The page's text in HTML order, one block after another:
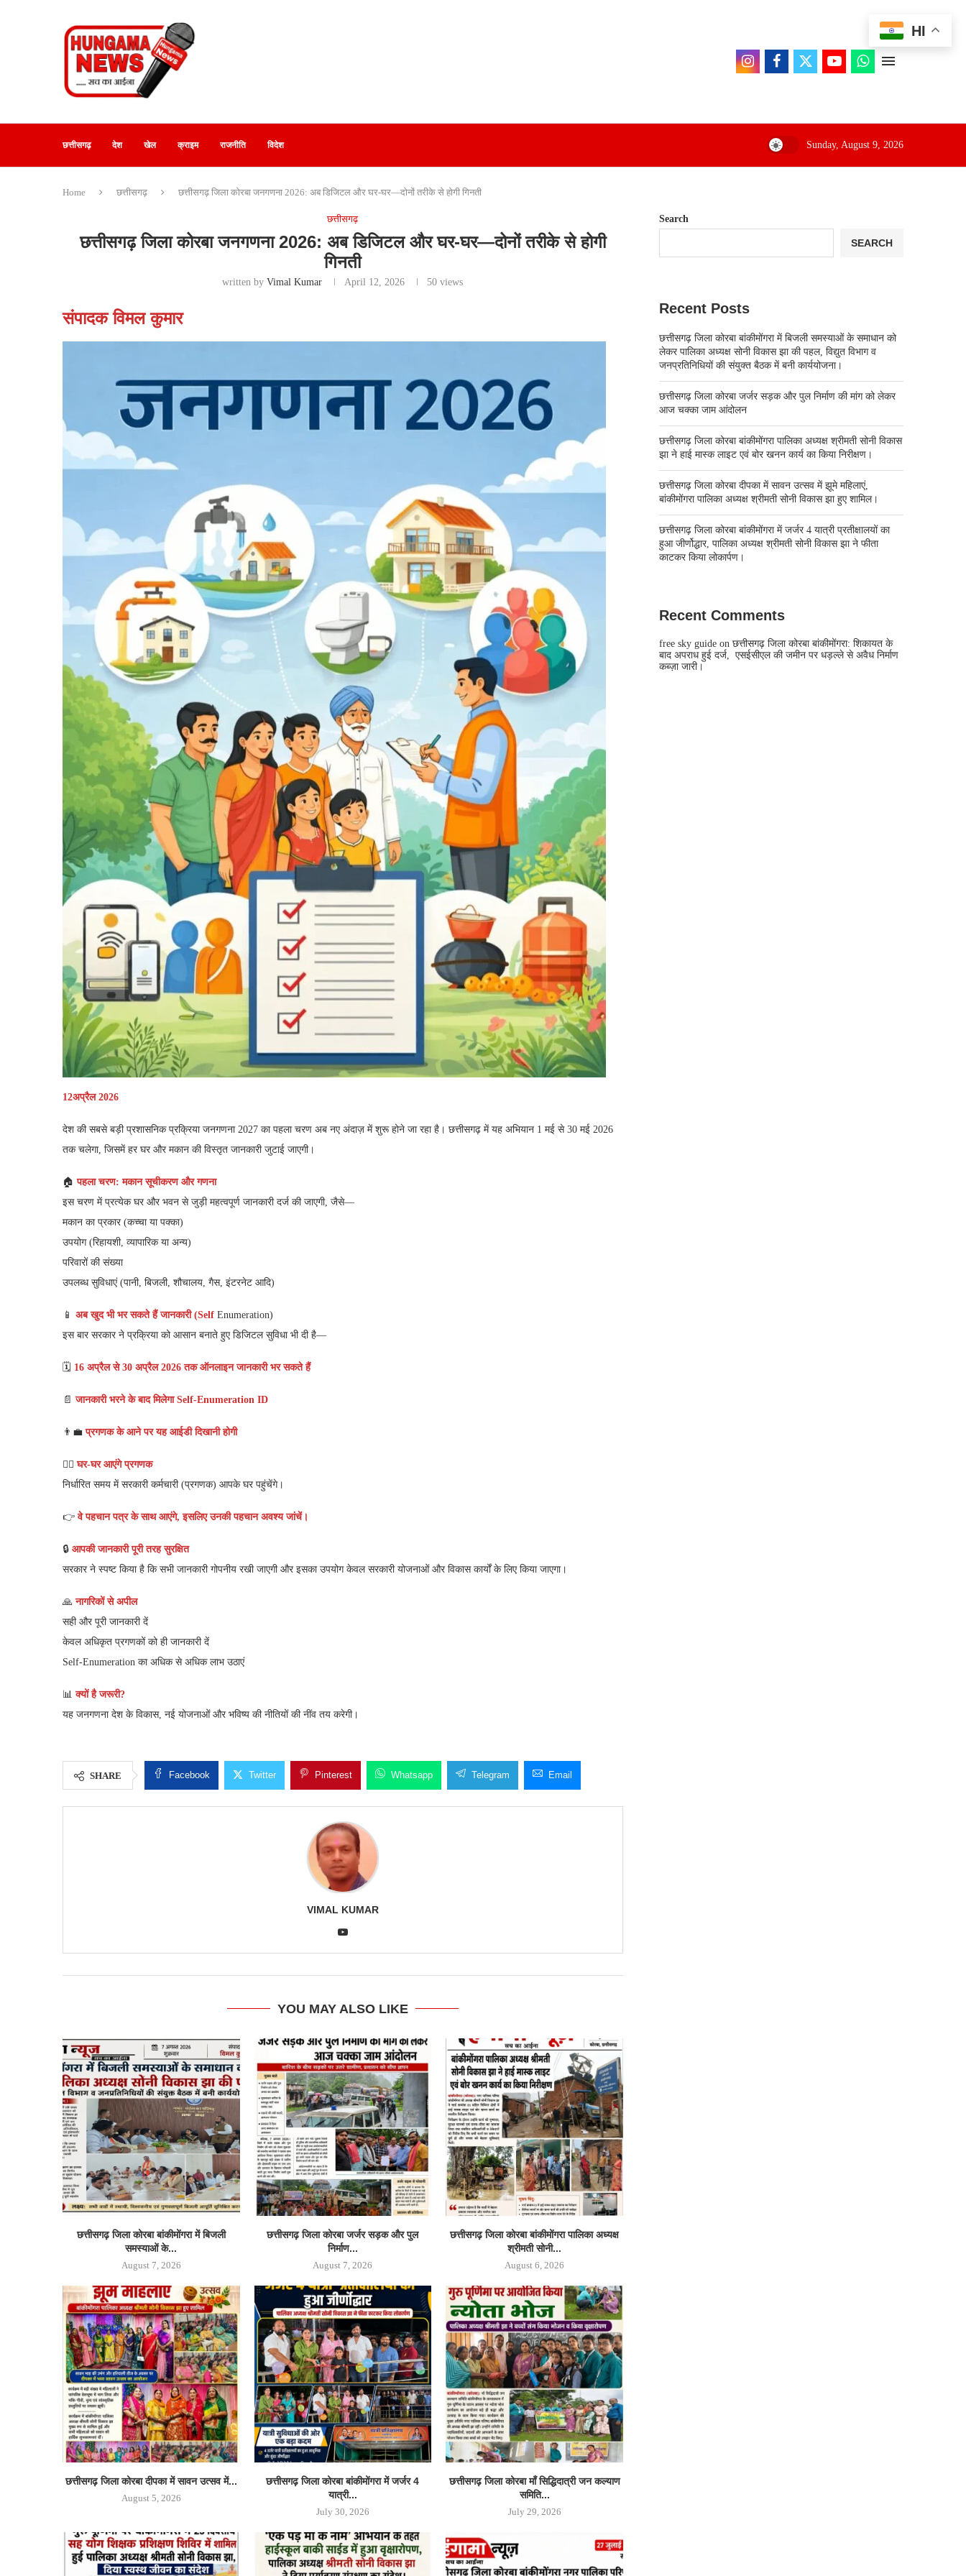
छत्तीसगढ़ देश खेल क्राइम राजनीति विदेश Sunday, August 9, 2026
Home छत्तीसगढ़ छत्तीसगढ़ जिला कोरबा जनगणना 2026: अब डिजिटल और घर-घर—दोनों तरीके से होगी गिनती
छत्तीसगढ़
छत्तीसगढ़ जिला कोरबा जनगणना 2026: अब डिजिटल और घर-घर—दोनों तरीके से होगी
गिनती
written byVimal Kumar April 12, 2026 50 views
संपादक विमल कुमार
12अप्रैल 2026
देश की सबसे बड़ी प्रशासनिक प्रक्रिया जनगणना 2027 का पहला चरण अब नए अंदाज़ में शुरू होने जा रहा है। छत्तीसगढ़ में यह अभियान 1 मई से 30 मई 2026
तक चलेगा, जिसमें हर घर और मकान की विस्तृत जानकारी जुटाई जाएगी।
🏠पहला चरण: मकान सूचीकरण और गणना
इस चरण में प्रत्येक घर और भवन से जुड़ी महत्वपूर्ण जानकारी दर्ज की जाएगी, जैसे—
मकान का प्रकार (कच्चा या पक्का)
उपयोग (रिहायशी, व्यापारिक या अन्य)
परिवारों की संख्या
उपलब्ध सुविधाएं (पानी, बिजली, शौचालय, गैस, इंटरनेट आदि)
📱 अब खुद भी भर सकते हैं जानकारी (Self Enumeration)
इस बार सरकार ने प्रक्रिया को आसान बनाते हुए डिजिटल सुविधा भी दी है—
🗓️ 16 अप्रैल से 30 अप्रैल 2026 तक ऑनलाइन जानकारी भर सकते हैं
📄जानकारी भरने के बाद मिलेगा Self-Enumeration ID
👨‍💼प्रगणक के आने पर यह आईडी दिखानी होगी
🚶‍♂️घर-घर आएंगे प्रगणक
निर्धारित समय में सरकारी कर्मचारी (प्रगणक) आपके घर पहुंचेंगे।
👉 वे पहचान पत्र के साथ आएंगे, इसलिए उनकी पहचान अवश्य जांचें।
🔒 आपकी जानकारी पूरी तरह सुरक्षित
सरकार ने स्पष्ट किया है कि सभी जानकारी गोपनीय रखी जाएगी और इसका उपयोग केवल सरकारी योजनाओं और विकास कार्यों के लिए किया जाएगा।
🙏नागरिकों से अपील
सही और पूरी जानकारी दें
केवल अधिकृत प्रगणकों को ही जानकारी दें
Self-Enumeration का अधिक से अधिक लाभ उठाएं
📊 क्यों है जरूरी?
यह जनगणना देश के विकास, नई योजनाओं और भविष्य की नीतियों की नींव तय करेगी।
SHARE Facebook Twitter Pinterest Whatsapp Telegram Email
VIMAL KUMAR
YOU MAY ALSO LIKE
छत्तीसगढ़ जिला कोरबा बांकीमोंगरा में बिजली
समस्याओं के...
August 7, 2026
छत्तीसगढ़ जिला कोरबा जर्जर सड़क और पुल
निर्माण...
August 7, 2026
छत्तीसगढ़ जिला कोरबा बांकीमोंगरा पालिका अध्यक्ष
श्रीमती सोनी...
August 6, 2026
छत्तीसगढ़ जिला कोरबा दीपका में सावन उत्सव में...
August 5, 2026
छत्तीसगढ़ जिला कोरबा बांकीमोंगरा में जर्जर 4
यात्री...
July 30, 2026
छत्तीसगढ़ जिला कोरबा मॉं सिद्धिदात्री जन कल्याण
समिति...
July 29, 2026
Search
SEARCH
Recent Posts
छत्तीसगढ़ जिला कोरबा बांकीमोंगरा में बिजली समस्याओं के समाधान को
लेकर पालिका अध्यक्ष सोनी विकास झा की पहल, विद्युत विभाग व
जनप्रतिनिधियों की संयुक्त बैठक में बनी कार्ययोजना।
छत्तीसगढ़ जिला कोरबा जर्जर सड़क और पुल निर्माण की मांग को लेकर
आज चक्का जाम आंदोलन
छत्तीसगढ़ जिला कोरबा बांकीमोंगरा पालिका अध्यक्ष श्रीमती सोनी विकास
झा ने हाई मास्क लाइट एवं बोर खनन कार्य का किया निरीक्षण।
छत्तीसगढ़ जिला कोरबा दीपका में सावन उत्सव में झूमे महिलाएं,
बांकीमोंगरा पालिका अध्यक्ष श्रीमती सोनी विकास झा हुए शामिल।
छत्तीसगढ़ जिला कोरबा बांकीमोंगरा में जर्जर 4 यात्री प्रतीक्षालयों का
हुआ जीर्णोद्धार, पालिका अध्यक्ष श्रीमती सोनी विकास झा ने फीता
काटकर किया लोकार्पण।
Recent Comments
free sky guide on छत्तीसगढ़ जिला कोरबा बांकीमोंगरा: शिकायत के
बाद अपराध हुई दर्ज, एसईसीएल की जमीन पर धड़ल्ले से अवैध निर्माण
कब्ज़ा जारी।
HI